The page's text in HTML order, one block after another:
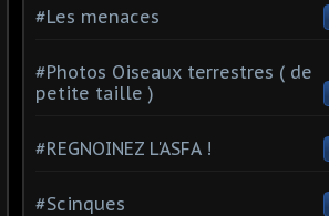
#Les menaces
#Photos Oiseaux terrestres ( de
petite taille )
#REGNOINEZ L'ASFA !
#Scinques